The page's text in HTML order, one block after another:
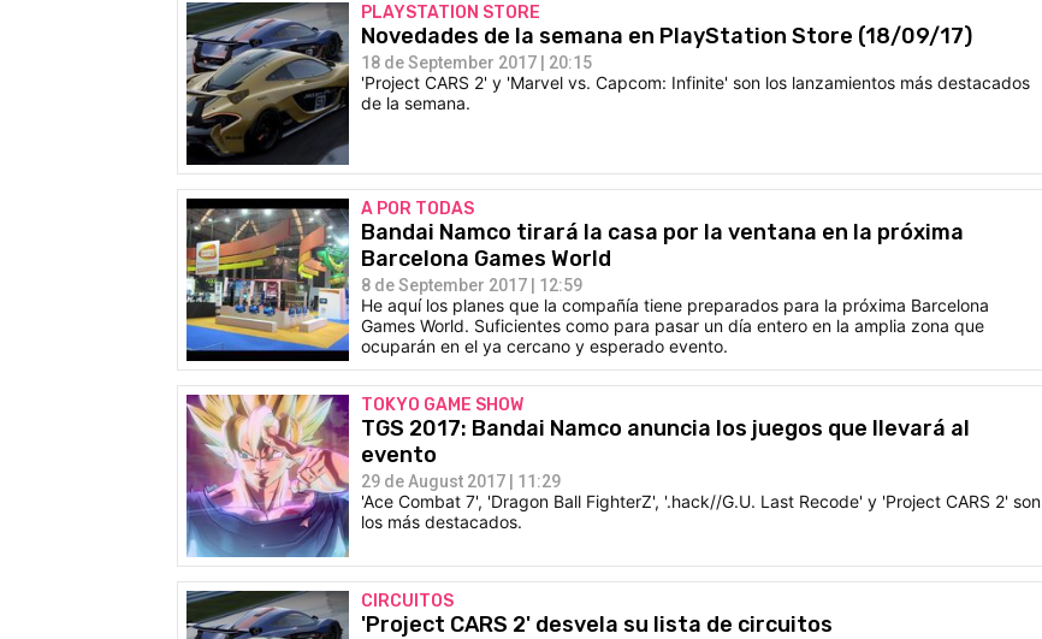
PLAYSTATION STORE
Novedades de la semana en PlayStation Store (18/09/17)
18 de September 2017 | 20:15
'Project CARS 2' y 'Marvel vs. Capcom: Infinite' son los lanzamientos más destacados
de la semana.
A POR TODAS
Bandai Namco tirará la casa por la ventana en la próxima
Barcelona Games World
8 de September 2017 | 12:59
He aquí los planes que la compañía tiene preparados para la próxima Barcelona
Games World. Suficientes como para pasar un día entero en la amplia zona que
ocuparán en el ya cercano y esperado evento.
TOKYO GAME SHOW
TGS 2017: Bandai Namco anuncia los juegos que llevará al
evento
29 de August 2017 | 11:29
'Ace Combat 7', 'Dragon Ball FighterZ', '.hack//G.U. Last Recode' y 'Project CARS 2' son
los más destacados.
CIRCUITOS
'Project CARS 2' desvela su lista de circuitos